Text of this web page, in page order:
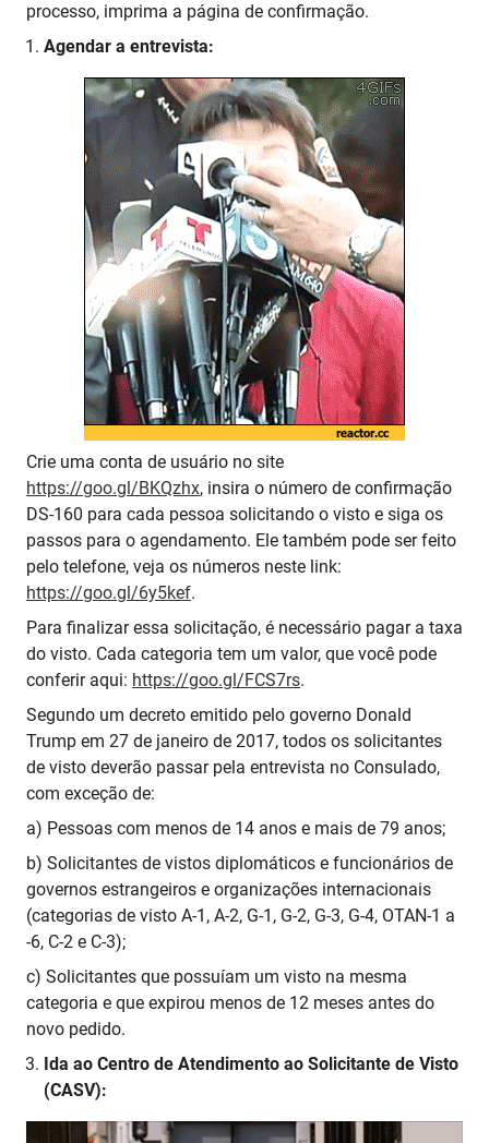
processo, imprima a página de confirmação.
Agendar a entrevista:
Crie uma conta de usuário no site
https://goo.gl/BKQzhx, insira o número de confirmação
DS-160 para cada pessoa solicitando o visto e siga os
passos para o agendamento. Ele também pode ser feito
pelo telefone, veja os números neste link:
https://goo.gl/6y5kef.
Para finalizar essa solicitação, é necessário pagar a taxa
do visto. Cada categoria tem um valor, que você pode
conferir aqui: https://goo.gl/FCS7rs.
Segundo um decreto emitido pelo governo Donald
Trump em 27 de janeiro de 2017, todos os solicitantes
de visto deverão passar pela entrevista no Consulado,
com exceção de:
a) Pessoas com menos de 14 anos e mais de 79 anos;
b) Solicitantes de vistos diplomáticos e funcionários de
governos estrangeiros e organizações internacionais
(categorias de visto A-1, A-2, G-1, G-2, G-3, G-4, OTAN-1 a
-6, C-2 e C-3);
c) Solicitantes que possuíam um visto na mesma
categoria e que expirou menos de 12 meses antes do
novo pedido.
Ida ao Centro de Atendimento ao Solicitante de Visto
(CASV):